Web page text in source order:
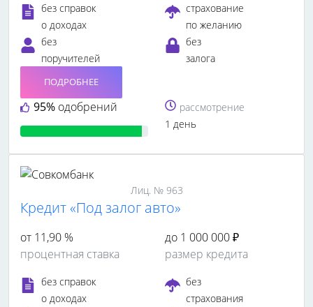
без справок
о доходах
страхование
по желанию
без
поручителей
без
залога
95% одобрений
ПОДРОБНЕЕ
рассмотрение
1 день
Лиц. № 963
Кредит «Под залог авто»
от 11,90 %
процентная ставка
до 1 000 000 ₽
размер кредита
без справок
о доходах
без
страхования